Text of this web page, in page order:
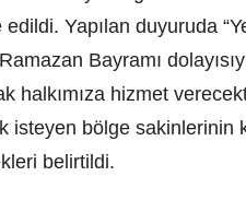
Yapılan duyuruda
Bayramı
halkımıza hizmet
isteyen bölge sakinlerinin
belirtildi.